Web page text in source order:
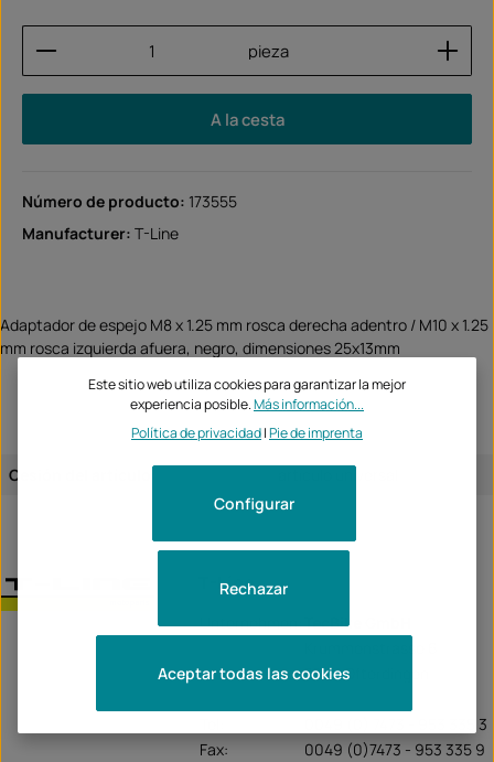
Cantidad del producto: introduce la cantidad
pieza
A la cesta
Número de producto: 173555
Manufacturer: T-Line
Adaptador de espejo M8 x 1.25 mm rosca derecha adentro / M10 x 1.25
mm rosca izquierda afuera, negro, dimensiones 25x13mm
Cesión del artículo: artículo universal
T-Line
Unternehmen:TecBike GmbH
72131 Ofterdingen
0049 (0) 7473 - 953 335 3
Fax:
0049 (0)7473 - 953 335 9
Este sitio web utiliza cookies para garantizar la mejor
experiencia posible.Más información...
Política de privacidad|Pie de imprenta
Rechazar
Configurar
Aceptar todas las cookies